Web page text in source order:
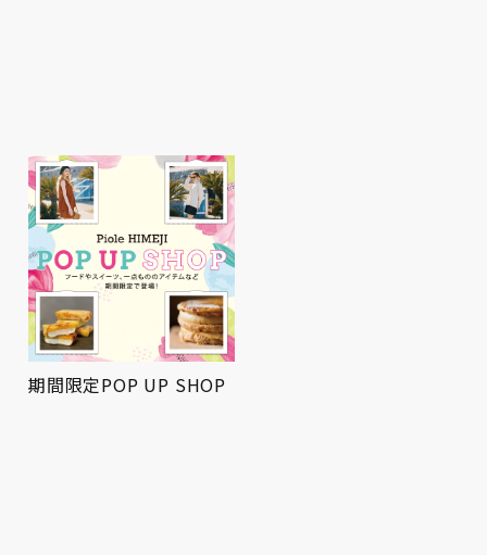
期間限定POP UP SHOP